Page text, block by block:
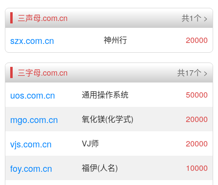
三声母.com.cn 共1个 >
szx.com.cn 神州行 20000
三字母.com.cn 共17个 >
uos.com.cn 通用操作系统 50000
mgo.com.cn 氧化镁(化学式) 20000
vjs.com.cn VJ师 20000
foy.com.cn 福伊(人名) 10000